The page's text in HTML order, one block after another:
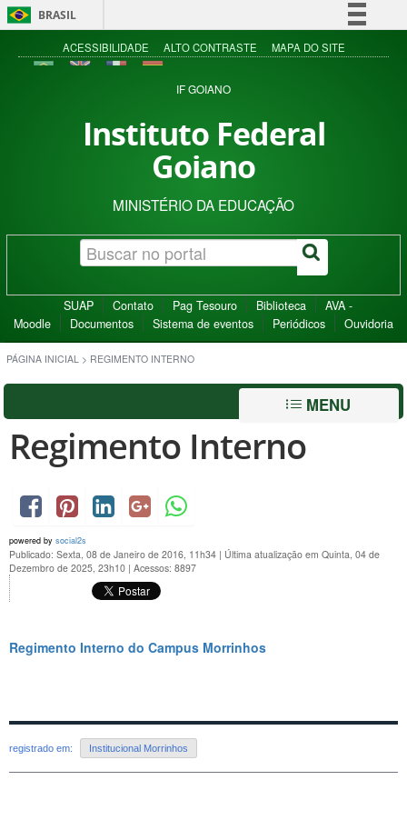
BRASIL
Simplifique!
Acesso à informação
ACESSIBILIDADE ALTO CONTRASTE MAPA DO SITE
IF GOIANO
Instituto Federal
Goiano
MINISTÉRIO DA EDUCAÇÃO
SUAP Contato Pag Tesouro Biblioteca
AVA -
Moodle
Documentos Sistema de eventos Periódicos Ouvidoria
PÁGINA INICIAL > REGIMENTO INTERNO
MENU
Regimento Interno
powered by social2s
Publicado: Sexta, 08 de Janeiro de 2016, 11h34 | Última atualização em Quinta, 04 de
Dezembro de 2025, 23h10 | Acessos: 8897
Regimento Interno do Campus Morrinhos
registrado em: Institucional Morrinhos